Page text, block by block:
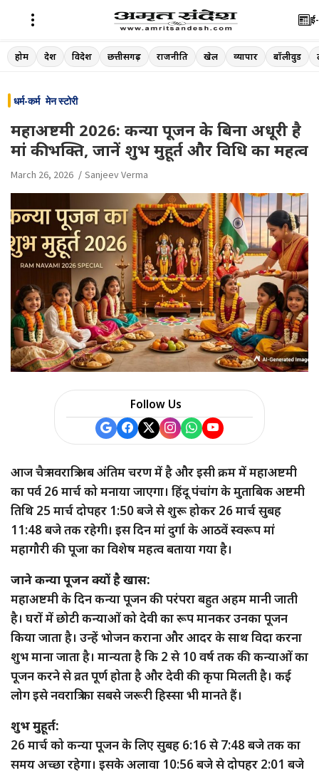
Skip
to
होम देश विदेश छत्तीसगढ़ राजनीति खेल व्यापार बॉलीवुड
धर्म-कर्म मेन स्टोरी
महाअष्टमी 2026: कन्या पूजन के बिना अधूरी है
मां की भक्ति, जानें शुभ मुहूर्त और विधि का महत्व
March 26, 2026 Sanjeev Verma
Follow Us
आज चैत्र नवरात्रि अब अंतिम चरण में है और इसी क्रम में महाअष्टमी
का पर्व 26 मार्च को मनाया जाएगा। हिंदू पंचांग के मुताबिक अष्टमी
तिथि 25 मार्च दोपहर 1:50 बजे से शुरू होकर 26 मार्च सुबह
11:48 बजे तक रहेगी। इस दिन मां दुर्गा के आठवें स्वरूप मां
महागौरी की पूजा का विशेष महत्व बताया गया है।
जाने कन्या पूजन क्यों है खास:
महाअष्टमी के दिन कन्या पूजन की परंपरा बहुत अहम मानी जाती
है। घरों में छोटी कन्याओं को देवी का रूप मानकर उनका पूजन
किया जाता है। उन्हें भोजन कराना और आदर के साथ विदा करना
शुभ माना जाता है। मान्यता है कि 2 से 10 वर्ष तक की कन्याओं का
पूजन करने से व्रत पूर्ण होता है और देवी की कृपा मिलती है। कई
लोग इसे नवरात्रि का सबसे जरूरी हिस्सा भी मानते हैं।
शुभ मुहूर्त:
26 मार्च को कन्या पूजन के लिए सुबह 6:16 से 7:48 बजे तक का
समय अच्छा रहेगा। इसके अलावा 10:56 बजे से दोपहर 2:01 बजे